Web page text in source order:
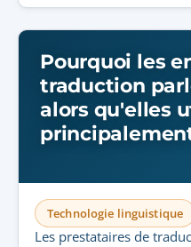
Pourquoi les
traduction
alors qu'elles
Technologie linguistique
Les prestataires de